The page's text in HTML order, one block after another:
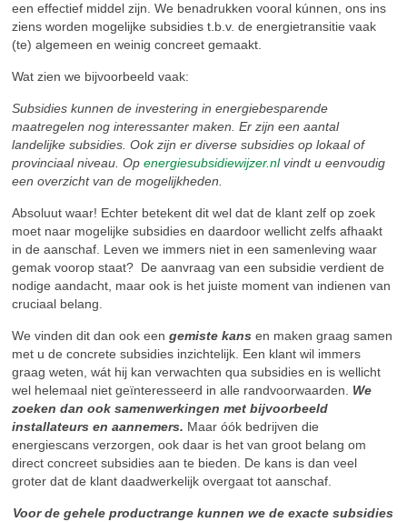
een effectief middel zijn. We benadrukken vooral kúnnen, ons ins
ziens worden mogelijke subsidies t.b.v. de energietransitie vaak
(te) algemeen en weinig concreet gemaakt.
Wat zien we bijvoorbeeld vaak:
Subsidies kunnen de investering in energiebesparende
maatregelen nog interessanter maken. Er zijn een aantal
landelijke subsidies. Ook zijn er diverse subsidies op lokaal of
provinciaal niveau. Openergiesubsidiewijzer.nlvindt u eenvoudig
een overzicht van de mogelijkheden.
Absoluut waar! Echter betekent dit wel dat de klant zelf op zoek
moet naar mogelijke subsidies en daardoor wellicht zelfs afhaakt
in de aanschaf. Leven we immers niet in een samenleving waar
gemak voorop staat? De aanvraag van een subsidie verdient de
nodige aandacht, maar ook is het juiste moment van indienen van
cruciaal belang.
We vinden dit dan ook eengemiste kans en maken graag samen
met u de concrete subsidies inzichtelijk. Een klant wil immers
graag weten, wát hij kan verwachten qua subsidies en is wellicht
wel helemaal niet geïnteresseerd in alle randvoorwaarden. We
zoeken dan ook samenwerkingen met bijvoorbeeld
installateurs en aannemers. Maar óók bedrijven die
energiescans verzorgen, ook daar is het van groot belang om
direct concreet subsidies aan te bieden. De kans is dan veel
groter dat de klant daadwerkelijk overgaat tot aanschaf.
Voor de gehele productrange kunnen we de exacte subsidies